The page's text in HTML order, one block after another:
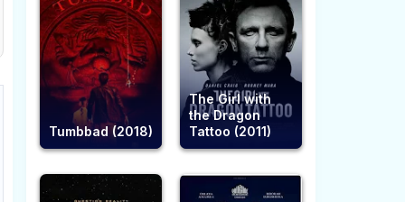
Tumbbad (2018)
The Girl with
the Dragon
Tattoo (2011)